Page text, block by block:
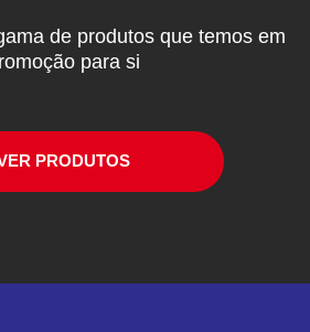
de produtos que temos em
para si
PRODUTOS